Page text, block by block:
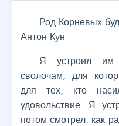
Род Корневых
Антон Кун
Я устроил им
сволочам, для
для тех, кто
удовольствие. Я
потом смотрел, как